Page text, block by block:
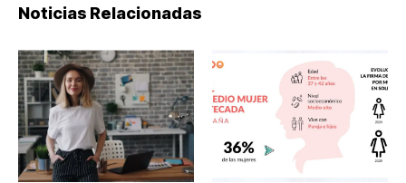
Noticias Relacionadas